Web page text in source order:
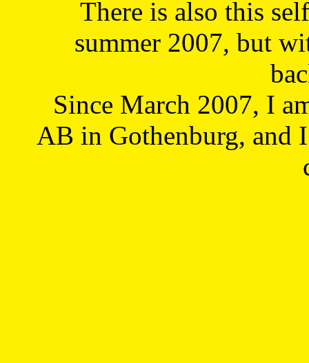
There is also this
summer 2007, but
Since March 2007, I
AB in Gothenburg, and